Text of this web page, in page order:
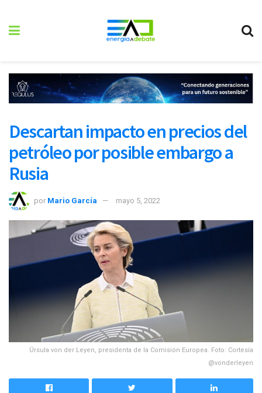
Descartan impacto en precios del
petróleo por posible embargo a
Rusia
por Mario García mayo 5, 2022
Úrsula von der Leyen, presidenta de la Comisión Europea. Foto: Cortesía
@vonderleyen